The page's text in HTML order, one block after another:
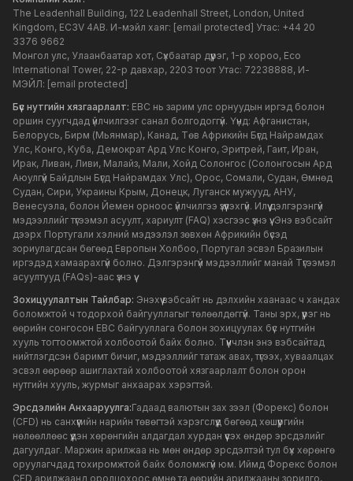
The Leadenhall Building, 122 Leadenhall Street, London, United
Kingdom, EC3V 4AB. И-мэйл хаяг: [email protected] Утас: +44 20
3376 9662
Монгол улс, Улаанбаатар хот, Сүхбаатар дүүрэг, 1-р хороо, Eco
International Tower, 22-р давхар, 2203 тоот Утас: 72238888, И-
МЭЙЛ: [email protected]
Бүс нутгийн хязгаарлалт: EBC нь зарим улс орнуудын иргэд болон
оршин суугчдад үйлчилгээг санал болгодоггүй. Үүнд: Афганистан,
Белорусь, Бирм (Мьянмар), Канад, Төв Африкийн Бүгд Найрамдах
Улс, Конго, Куба, Демократ Ард Улс Конго, Эритрей, Гаит, Иран,
Ирак, Ливан, Ливи, Малайз, Мали, Хойд Солонгос (Солонгосын Ард
Аюулгүй Байдлын Бүгд Найрамдах Улс), Орос, Сомали, Судан, Өмнөд
Судан, Сири, Украины Крым, Донецк, Луганск мужууд, АНУ,
Венесуэла, болон Йемен орноос үйлчилгээ үзүүлэхгүй. Илүү дэлгэрэнгүй
мэдээллийг түгээмэл асуулт, хариулт (FAQ) хэсгээс үзнэ үү. Энэ вэбсайт
дээрх Португали хэлний мэдээлэл зөвхөн Африкийн бүсэд
зориулагдсан бөгөөд Европын Холбоо, Португал эсвэл Бразилын
иргэдэд хамаарахгүй болно. Дэлгэрэнгүй мэдээллийг манай Түгээмэл
асуултууд (FAQs)-аас үзнэ үү.
Зохицуулалтын Тайлбар: Энэхүү вэбсайт нь дэлхийн хаанаас ч хандах
боломжтой ч тодорхой байгууллагыг төлөөлдөггүй. Таны эрх, үүрэг нь
өөрийн сонгосон EBC байгууллага болон зохицуулах бүс нутгийн
хууль тогтоомжтой холбоотой байх болно. Түүнчлэн энэ вэбсайтад
нийтлэгдсэн баримт бичиг, мэдээллийг татаж авах, түгээх, хуваалцах
эсвэл өөрөөр ашиглахтай холбоотой хязгаарлалт болон орон
нутгийн хууль, журмыг анхаарах хэрэгтэй.
Эрсдэлийн Анхааруулга:Гадаад валютын зах зээл (Форекс) болон
(CFD) нь санхүүгийн нарийн төвөгтэй хэрэгслүүд бөгөөд хөшүүргийн
нөлөөллөөс үүдэн хөрөнгийн алдагдал хурдан үүсэх өндөр эрсдэлийг
дагуулдаг. Маржин арилжаа нь мөн өндөр эрсдэлтэй тул бүх хөрөнгө
оруулагчдад тохиромжтой байх боломжгүй юм. Иймд Форекс болон
CFD арилжаанд оролцохоос өмнө та өөрийн арилжааны зорилго,